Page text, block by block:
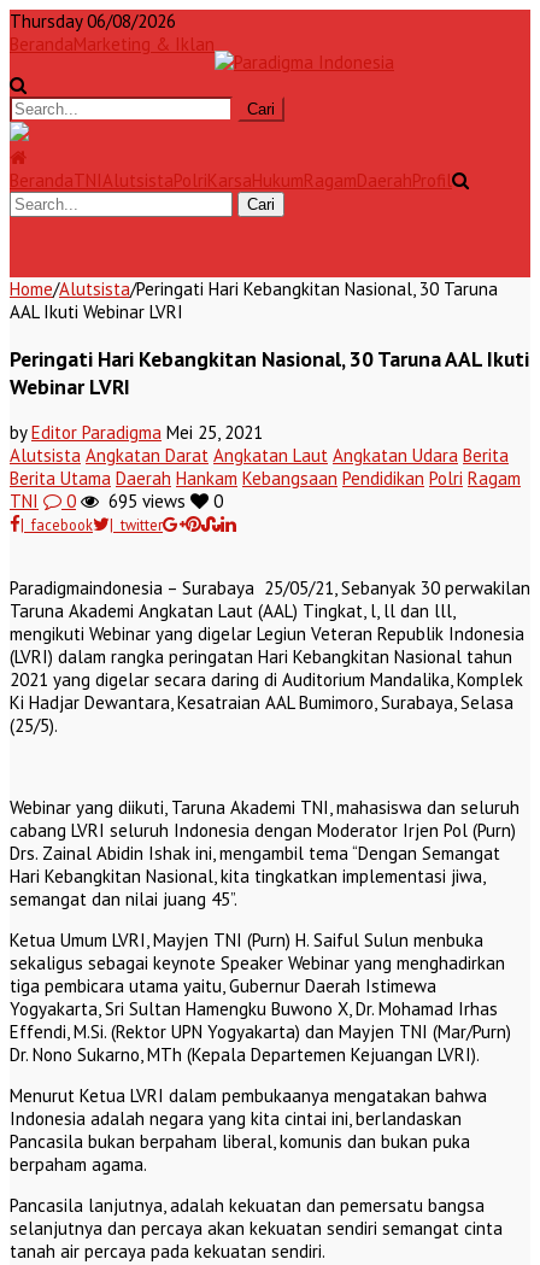
Thursday 06/08/2026
BerandaMarketing & Iklan
BerandaTNIAlutsistaPolriKarsaHukumRagamDaerahProfil
Home/Alutsista/Peringati Hari Kebangkitan Nasional, 30 Taruna
AAL Ikuti Webinar LVRI
Peringati Hari Kebangkitan Nasional, 30 Taruna AAL Ikuti
Webinar LVRI
byEditor Paradigma Mei 25, 2021
Alutsista Angkatan Darat Angkatan Laut Angkatan Udara Berita
Berita Utama Daerah Hankam Kebangsaan Pendidikan Polri Ragam
TNI
0 695 views 0
| facebook | twitter
Paradigmaindonesia – Surabaya 25/05/21, Sebanyak 30 perwakilan
Taruna Akademi Angkatan Laut (AAL) Tingkat, l, ll dan lll,
mengikuti Webinar yang digelar Legiun Veteran Republik Indonesia
(LVRI) dalam rangka peringatan Hari Kebangkitan Nasional tahun
2021 yang digelar secara daring di Auditorium Mandalika, Komplek
Ki Hadjar Dewantara, Kesatraian AAL Bumimoro, Surabaya, Selasa
(25/5).
Webinar yang diikuti, Taruna Akademi TNI, mahasiswa dan seluruh
cabang LVRI seluruh Indonesia dengan Moderator Irjen Pol (Purn)
Drs. Zainal Abidin Ishak ini, mengambil tema “Dengan Semangat
Hari Kebangkitan Nasional, kita tingkatkan implementasi jiwa,
semangat dan nilai juang 45”.
Ketua Umum LVRI, Mayjen TNI (Purn) H. Saiful Sulun menbuka
sekaligus sebagai keynote Speaker Webinar yang menghadirkan
tiga pembicara utama yaitu, Gubernur Daerah Istimewa
Yogyakarta, Sri Sultan Hamengku Buwono X, Dr. Mohamad Irhas
Effendi, M.Si. (Rektor UPN Yogyakarta) dan Mayjen TNI (Mar/Purn)
Dr. Nono Sukarno, MTh (Kepala Departemen Kejuangan LVRI).
Menurut Ketua LVRI dalam pembukaanya mengatakan bahwa
Indonesia adalah negara yang kita cintai ini, berlandaskan
Pancasila bukan berpaham liberal, komunis dan bukan puka
berpaham agama.
Pancasila lanjutnya, adalah kekuatan dan pemersatu bangsa
selanjutnya dan percaya akan kekuatan sendiri semangat cinta
tanah air percaya pada kekuatan sendiri.